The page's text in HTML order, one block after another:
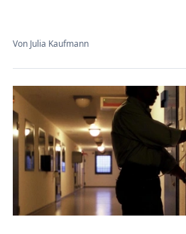
Von Julia Kaufmann